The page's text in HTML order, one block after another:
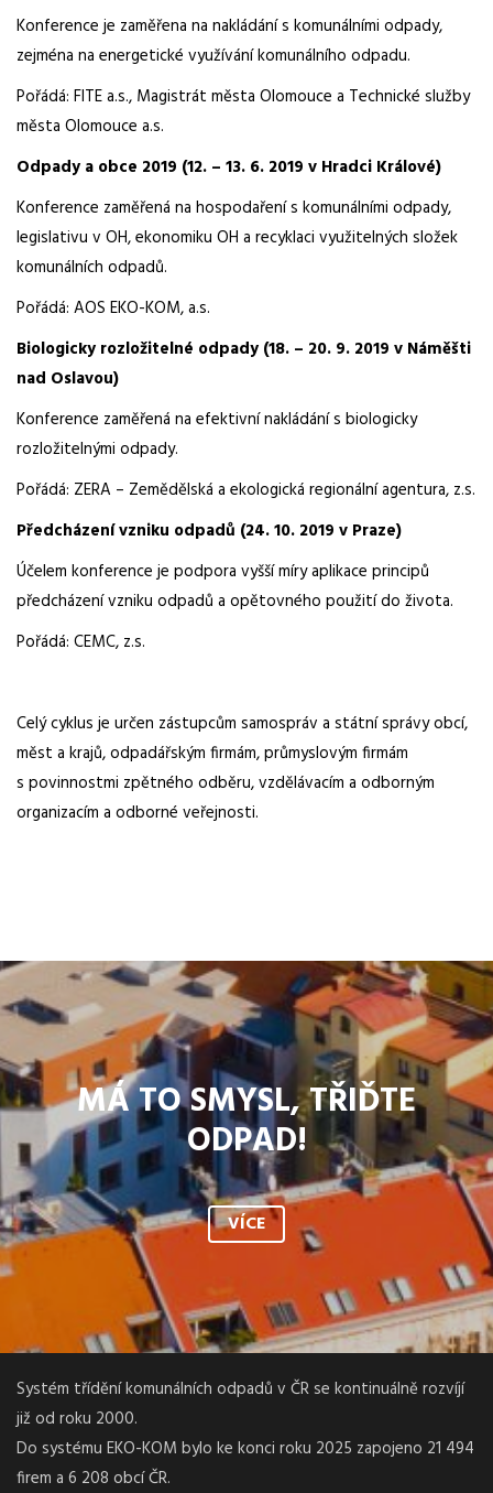
Konference je zaměřena na nakládání s komunálními odpady,
zejména na energetické využívání komunálního odpadu.
Pořádá: FITE a.s., Magistrát města Olomouce a Technické služby
města Olomouce a.s.
Odpady a obce 2019 (12. – 13. 6. 2019 v Hradci Králové)
Konference zaměřená na hospodaření s komunálními odpady,
legislativu v OH, ekonomiku OH a recyklaci využitelných složek
komunálních odpadů.
Pořádá: AOS EKO-KOM, a.s.
Biologicky rozložitelné odpady (18. – 20. 9. 2019 v Náměšti
nad Oslavou)
Konference zaměřená na efektivní nakládání s biologicky
rozložitelnými odpady.
Pořádá: ZERA – Zemědělská a ekologická regionální agentura, z.s.
Předcházení vzniku odpadů (24. 10. 2019 v Praze)
Účelem konference je podpora vyšší míry aplikace principů
předcházení vzniku odpadů a opětovného použití do života.
Pořádá: CEMC, z.s.
Celý cyklus je určen zástupcům samospráv a státní správy obcí,
měst a krajů, odpadářským firmám, průmyslovým firmám
s povinnostmi zpětného odběru, vzdělávacím a odborným
organizacím a odborné veřejnosti.
MÁ TO SMYSL, TŘIĎTE
ODPAD!
VÍCE
Systém třídění komunálních odpadů v ČR se kontinuálně rozvíjí
již od roku 2000.
Do systému EKO-KOM bylo ke konci roku 2025 zapojeno 21 494
firem a 6 208 obcí ČR.